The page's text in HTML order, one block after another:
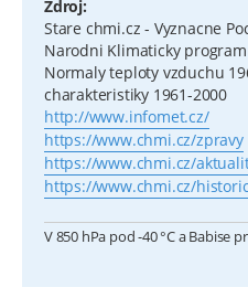
Zdroj:
Stare chmi.cz - Vyznacne
Narodni Klimaticky
Normaly teploty vzduchu
charakteristiky 1961-2000
http://www.infomet.cz/
https://www.chmi.cz/zpravy
https://www.chmi.cz/
https://www.chmi.cz/
V 850 hPa pod -40 °C a Babise